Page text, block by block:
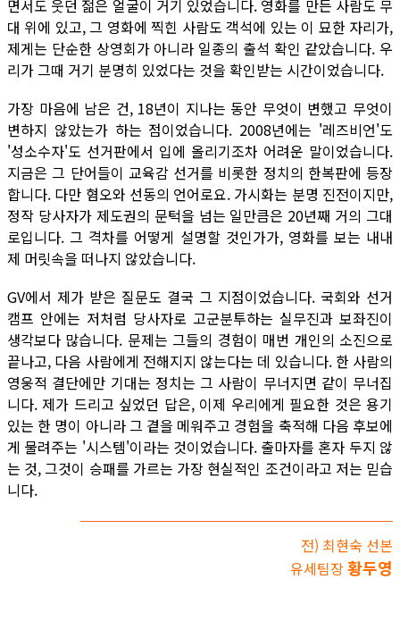
면서도 웃던 젊은 얼굴이 거기 있었습니다. 영화를 만든 사람도 무
대 위에 있고, 그 영화에 찍힌 사람도 객석에 있는 이 묘한 자리가,
제게는 단순한 상영회가 아니라 일종의 출석 확인 같았습니다. 우
리가 그때 거기 분명히 있었다는 것을 확인받는 시간이었습니다.
가장 마음에 남은 건, 18년이 지나는 동안 무엇이 변했고 무엇이
변하지 않았는가 하는 점이었습니다. 2008년에는 '레즈비언'도
'성소수자'도 선거판에서 입에 올리기조차 어려운 말이었습니다.
지금은 그 단어들이 교육감 선거를 비롯한 정치의 한복판에 등장
합니다. 다만 혐오와 선동의 언어로요. 가시화는 분명 진전이지만,
정작 당사자가 제도권의 문턱을 넘는 일만큼은 20년째 거의 그대
로입니다. 그 격차를 어떻게 설명할 것인가가, 영화를 보는 내내
제 머릿속을 떠나지 않았습니다.
GV에서 제가 받은 질문도 결국 그 지점이었습니다. 국회와 선거
캠프 안에는 저처럼 당사자로 고군분투하는 실무진과 보좌진이
생각보다 많습니다. 문제는 그들의 경험이 매번 개인의 소진으로
끝나고, 다음 사람에게 전해지지 않는다는 데 있습니다. 한 사람의
영웅적 결단에만 기대는 정치는 그 사람이 무너지면 같이 무너집
니다. 제가 드리고 싶었던 답은, 이제 우리에게 필요한 것은 용기
있는 한 명이 아니라 그 곁을 메워주고 경험을 축적해 다음 후보에
게 물려주는 '시스템'이라는 것이었습니다. 출마자를 혼자 두지 않
는 것, 그것이 승패를 가르는 가장 현실적인 조건이라고 저는 믿습
니다.
전) 최현숙 선본
유세팀장황두영